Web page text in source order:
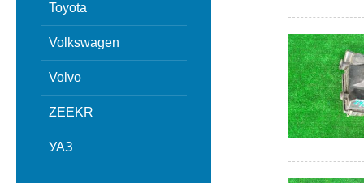
Toyota
Volkswagen
Volvo
ZEEKR
УАЗ